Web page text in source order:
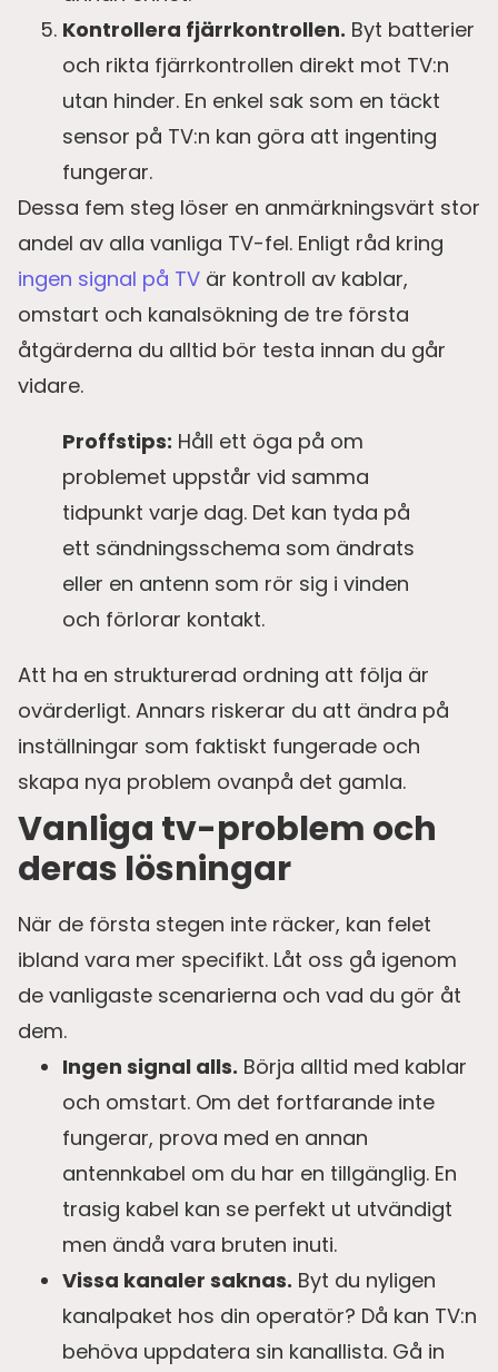
Kontrollera fjärrkontrollen. Byt batterier
och rikta fjärrkontrollen direkt mot TV:n
utan hinder. En enkel sak som en täckt
sensor på TV:n kan göra att ingenting
fungerar.
Dessa fem steg löser en anmärkningsvärt stor
andel av alla vanliga TV-fel. Enligt råd kring
ingen signal på TV är kontroll av kablar,
omstart och kanalsökning de tre första
åtgärderna du alltid bör testa innan du går
vidare.
Proffstips: Håll ett öga på om
problemet uppstår vid samma
tidpunkt varje dag. Det kan tyda på
ett sändningsschema som ändrats
eller en antenn som rör sig i vinden
och förlorar kontakt.
Att ha en strukturerad ordning att följa är
ovärderligt. Annars riskerar du att ändra på
inställningar som faktiskt fungerade och
skapa nya problem ovanpå det gamla.
Vanliga tv-problem och
deras lösningar
När de första stegen inte räcker, kan felet
ibland vara mer specifikt. Låt oss gå igenom
de vanligaste scenarierna och vad du gör åt
dem.
Ingen signal alls. Börja alltid med kablar
och omstart. Om det fortfarande inte
fungerar, prova med en annan
antennkabel om du har en tillgänglig. En
trasig kabel kan se perfekt ut utvändigt
men ändå vara bruten inuti.
Vissa kanaler saknas. Byt du nyligen
kanalpaket hos din operatör? Då kan TV:n
behöva uppdatera sin kanallista. Gå in